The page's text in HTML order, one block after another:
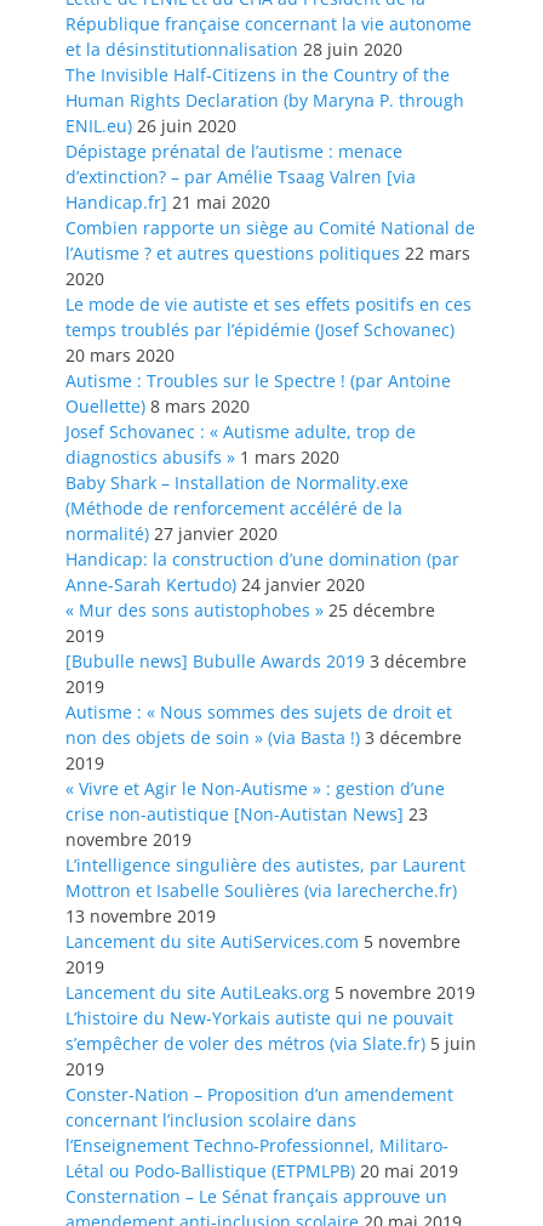
République française concernant la vie autonome
et la désinstitutionnalisation 28 juin 2020
The Invisible Half-Citizens in the Country of the
Human Rights Declaration (by Maryna P. through
ENIL.eu) 26 juin 2020
Dépistage prénatal de l’autisme : menace
d’extinction? – par Amélie Tsaag Valren [via
Handicap.fr] 21 mai 2020
Combien rapporte un siège au Comité National de
l’Autisme ? et autres questions politiques 22 mars
2020
Le mode de vie autiste et ses effets positifs en ces
temps troublés par l’épidémie (Josef Schovanec)
20 mars 2020
Autisme : Troubles sur le Spectre ! (par Antoine
Ouellette) 8 mars 2020
Josef Schovanec : « Autisme adulte, trop de
diagnostics abusifs » 1 mars 2020
Baby Shark – Installation de Normality.exe
(Méthode de renforcement accéléré de la
normalité) 27 janvier 2020
Handicap: la construction d’une domination (par
Anne-Sarah Kertudo) 24 janvier 2020
« Mur des sons autistophobes » 25 décembre
2019
[Bubulle news] Bubulle Awards 2019 3 décembre
2019
Autisme : « Nous sommes des sujets de droit et
non des objets de soin » (via Basta !) 3 décembre
2019
« Vivre et Agir le Non-Autisme » : gestion d’une
crise non-autistique [Non-Autistan News] 23
novembre 2019
L’intelligence singulière des autistes, par Laurent
Mottron et Isabelle Soulières (via larecherche.fr)
13 novembre 2019
Lancement du site AutiServices.com 5 novembre
2019
Lancement du site AutiLeaks.org 5 novembre 2019
L’histoire du New-Yorkais autiste qui ne pouvait
s’empêcher de voler des métros (via Slate.fr) 5 juin
2019
Conster-Nation – Proposition d’un amendement
concernant l’inclusion scolaire dans
l’Enseignement Techno-Professionnel, Militaro-
Létal ou Podo-Ballistique (ETPMLPB) 20 mai 2019
Consternation – Le Sénat français approuve un